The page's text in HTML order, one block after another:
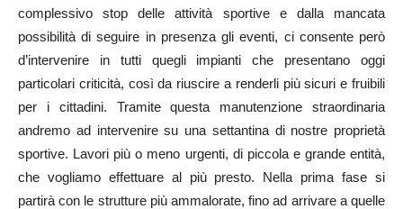
complessivo stop delle attività sportive e dalla mancata
possibilità di seguire in presenza gli eventi, ci consente però
d’intervenire in tutti quegli impianti che presentano oggi
particolari criticità, così da riuscire a renderli più sicuri e fruibili
per i cittadini. Tramite questa manutenzione straordinaria
andremo ad intervenire su una settantina di nostre proprietà
sportive. Lavori più o meno urgenti, di piccola e grande entità,
che vogliamo effettuare al più presto. Nella prima fase si
partirà con le strutture più ammalorate, fino ad arrivare a quelle